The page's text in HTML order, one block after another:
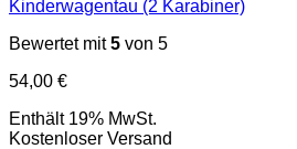
Kinderwagentau (2 Karabiner)
Bewertet mit5 von 5
54,00 €
Enthält 19% MwSt.
Kostenloser Versand